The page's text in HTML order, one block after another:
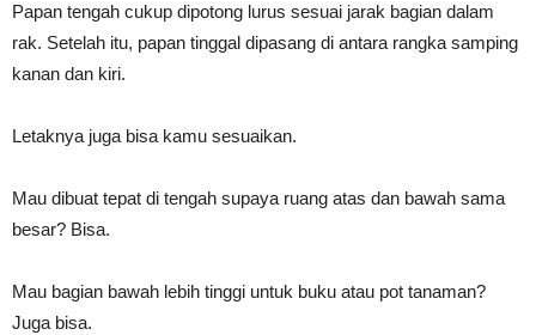
Papan tengah cukup dipotong lurus sesuai jarak bagian dalam
rak. Setelah itu, papan tinggal dipasang di antara rangka samping
kanan dan kiri.
Letaknya juga bisa kamu sesuaikan.
Mau dibuat tepat di tengah supaya ruang atas dan bawah sama
besar? Bisa.
Mau bagian bawah lebih tinggi untuk buku atau pot tanaman?
Juga bisa.